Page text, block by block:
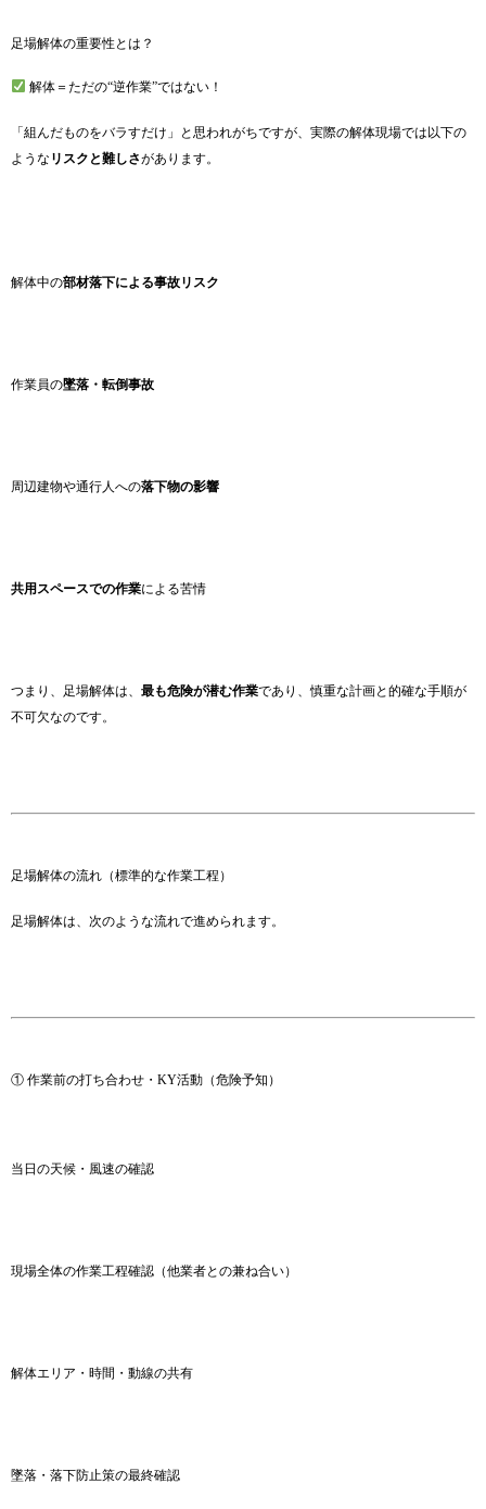
足場解体の重要性とは？
解体＝ただの“逆作業”ではない！
「組んだものをバラすだけ」と思われがちですが、実際の解体現場では以下の
ような リスクと難しさがあります。
解体中の部材落下による事故リスク
作業員の墜落・転倒事故
周辺建物や通行人への落下物の影響
共用スペースでの作業による苦情
つまり、足場解体は、 最も危険が潜む作業であり、慎重な計画と的確な手順が
不可欠なのです。
足場解体の流れ（標準的な作業工程）
足場解体は、次のような流れで進められます。
① 作業前の打ち合わせ・KY活動（危険予知）
当日の天候・風速の確認
現場全体の作業工程確認（他業者との兼ね合い）
解体エリア・時間・動線の共有
墜落・落下防止策の最終確認